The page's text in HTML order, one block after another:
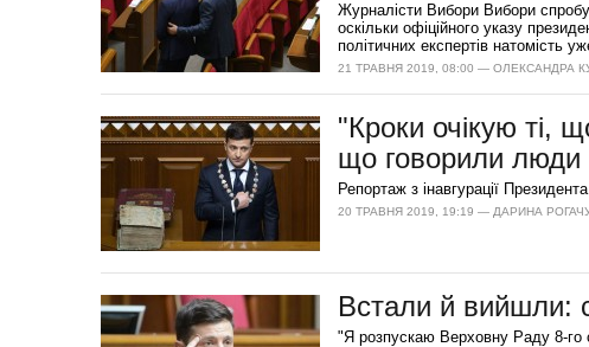
Журналісти Вибори Вибори
оскільки офіційного указу
політичних експертів натомість
21 ТРАВНЯ 2019, 08:00 — ОЛЕКСАНДРА
"Кроки очікую ті,
що говорили люди
Репортаж з інавгурації Президента
20 ТРАВНЯ 2019, 19:19 — ДАРИНА
Встали й вийшли:
"Я розпускаю Верховну Раду 8-го